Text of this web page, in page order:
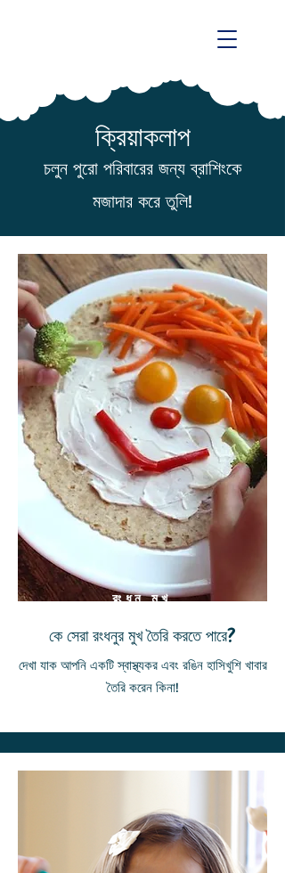
ক্রিয়াকলাপ
চলুন পুরো পরিবারের জন্য ব্রাশিংকে
মজাদার করে তুলি!
রংধনু মুখ
কে সেরা রংধনুর মুখ তৈরি করতে পারে?
দেখা যাক আপনি একটি স্বাস্থ্যকর এবং রঙিন হাসিখুশি খাবার
তৈরি করেন কিনা!